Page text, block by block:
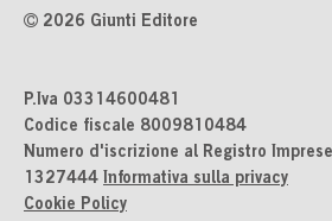
2026 Giunti Editore
P.Iva 03314600481
Codice fiscale 8009810484
Numero d'iscrizione al Registro
1327444 Informativa sulla privacy
Cookie Policy